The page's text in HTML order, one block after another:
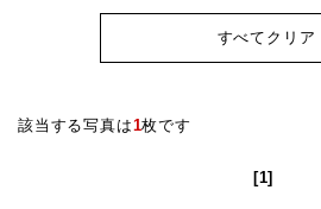
すべてクリア
該当する写真は1枚です
[1]